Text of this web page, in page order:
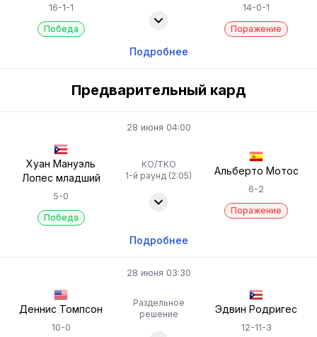
16-1-1
Победа
14-0-1
Поражение
Подробнее
Предварительный кард
28 июня 04:00
Хуан Мануэль
Лопес младший
5-0
Победа
KO/TKO
1-й раунд (2:05)
Альберто Мотос
6-2
Поражение
Подробнее
28 июня 03:30
Деннис Томпсон
10-0
Раздельное
решение
Эдвин Родригес
12-11-3